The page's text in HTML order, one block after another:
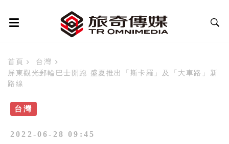
首頁
台灣
屏東觀光郵輪巴士開跑 盛夏推出「斯卡羅」及「大車路」新
路線
台灣
2022-06-28 09:45